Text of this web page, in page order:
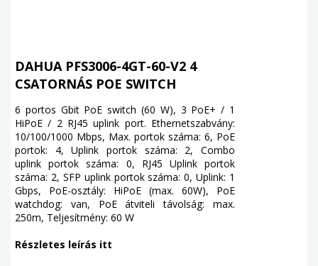
DAHUA PFS3006-4GT-60-V2 4
CSATORNÁS POE SWITCH
6 portos Gbit PoE switch (60 W), 3 PoE+ / 1
HiPoE / 2 RJ45 uplink port. Ethernetszabvány:
10/100/1000 Mbps, Max. portok száma: 6, PoE
portok: 4, Uplink portok száma: 2, Combo
uplink portok száma: 0, RJ45 Uplink portok
száma: 2, SFP uplink portok száma: 0, Uplink: 1
Gbps, PoE-osztály: HiPoE (max. 60W), PoE
watchdog: van, PoE átviteli távolság: max.
250m, Teljesítmény: 60 W
Részletes leírás itt